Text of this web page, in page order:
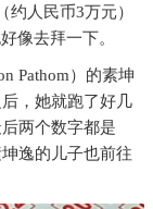
人民币3万元）
像去拜一下。
Pathom）的素坤
，她就跑了好几
两个数字都是
逸的儿子也前往